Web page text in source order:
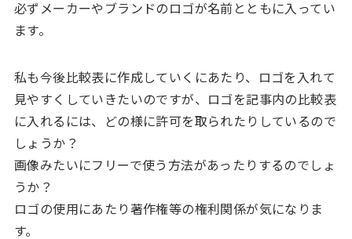
必ずメーカーやブランドのロゴが名前とともに入ってい
ます。
私も今後比較表に作成していくにあたり、ロゴを入れて
見やすくしていきたいのですが、ロゴを記事内の比較表
に入れるには、どの様に許可を取られたりしているので
しょうか？
画像みたいにフリーで使う方法があったりするのでしょ
うか？
ロゴの使用にあたり著作権等の権利関係が気になりま
す。